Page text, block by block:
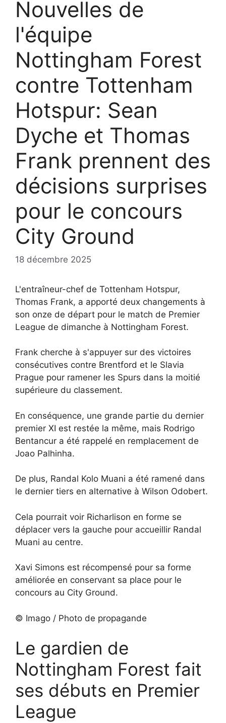
Nouvelles de
l'équipe
Nottingham Forest
contre Tottenham
Hotspur: Sean
Dyche et Thomas
Frank prennent des
décisions surprises
pour le concours
City Ground
18 décembre 2025
L'entraîneur-chef de Tottenham Hotspur,
Thomas Frank, a apporté deux changements à
son onze de départ pour le match de Premier
League de dimanche à Nottingham Forest.
Frank cherche à s'appuyer sur des victoires
consécutives contre Brentford et le Slavia
Prague pour ramener les Spurs dans la moitié
supérieure du classement.
En conséquence, une grande partie du dernier
premier XI est restée la même, mais Rodrigo
Bentancur a été rappelé en remplacement de
Joao Palhinha.
De plus, Randal Kolo Muani a été ramené dans
le dernier tiers en alternative à Wilson Odobert.
Cela pourrait voir Richarlison en forme se
déplacer vers la gauche pour accueillir Randal
Muani au centre.
Xavi Simons est récompensé pour sa forme
améliorée en conservant sa place pour le
concours au City Ground.
© Imago / Photo de propagande
Le gardien de
Nottingham Forest fait
ses débuts en Premier
League